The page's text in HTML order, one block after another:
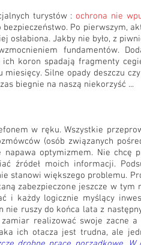
turystów : ochrona nie
Po pierwszym,
osłabiona. Jakby nie było, z
fundamentów.
koron spadają fragmenty
miesięcy. Silne opady deszczu
biegnie na naszą niekorzyść ...
w ręku. Wszystkie
(osób związanych
optymizmem. Nie chcę
źródeł moich informacji.
stanowi większego problemu.
zabezpieczone jeszcze w
i każdy logicznie myślący
ruszy do końca lata z
realizować swoje zacne a
ich otacza jest trudna, ale